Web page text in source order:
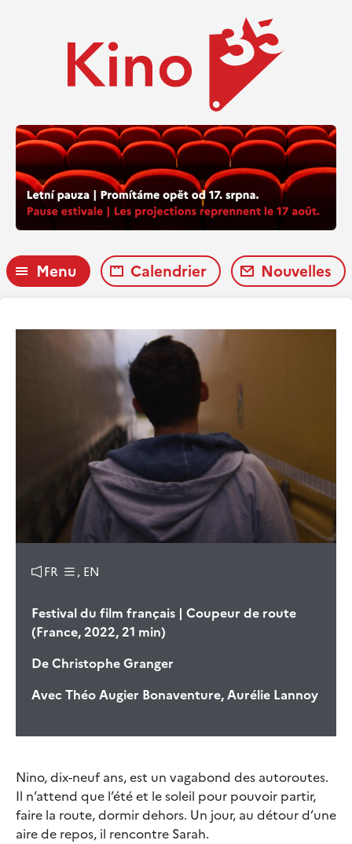
Menu Calendrier Nouvelles
FR , EN
Festival du film français | Coupeur de route
(France, 2022, 21 min)
DeChristophe Granger
AvecThéo Augier Bonaventure, Aurélie Lannoy
Nino, dix-neuf ans, est un vagabond des autoroutes.
Il n’attend que l’été et le soleil pour pouvoir partir,
faire la route, dormir dehors. Un jour, au détour d’une
aire de repos, il rencontre Sarah.